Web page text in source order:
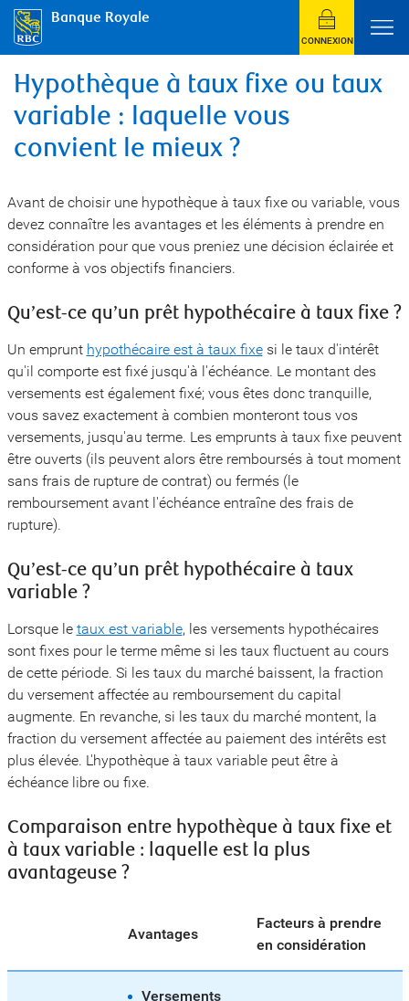
Banque Royale
CONNEXION
Hypothèque à taux fixe ou taux
variable : laquelle vous
convient le mieux ?
Avant de choisir une hypothèque à taux fixe ou variable, vous
devez connaître les avantages et les éléments à prendre en
considération pour que vous preniez une décision éclairée et
conforme à vos objectifs financiers.
Qu’est-ce qu’un prêt hypothécaire à taux fixe ?
Un emprunt hypothécaire est à taux fixesi le taux d'intérêt
qu'il comporte est fixé jusqu'à l'échéance. Le montant des
versements est également fixé; vous êtes donc tranquille,
vous savez exactement à combien monteront tous vos
versements, jusqu'au terme. Les emprunts à taux fixe peuvent
être ouverts (ils peuvent alors être remboursés à tout moment
sans frais de rupture de contrat) ou fermés (le
remboursement avant l'échéance entraîne des frais de
rupture).
Qu’est-ce qu’un prêt hypothécaire à taux
variable ?
Lorsque le taux est variable, les versements hypothécaires
sont fixes pour le terme même si les taux fluctuent au cours
de cette période. Si les taux du marché baissent, la fraction
du versement affectée au remboursement du capital
augmente. En revanche, si les taux du marché montent, la
fraction du versement affectée au paiement des intérêts est
plus élevée. L'hypothèque à taux variable peut être à
échéance libre ou fixe.
Comparaison entre hypothèque à taux fixe et
à taux variable : laquelle est la plus
avantageuse ?
Avantages
Facteurs à prendre
en considération
Versements